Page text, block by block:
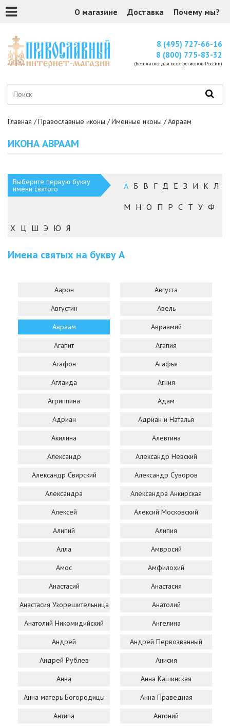
О магазине Доставка Почему мы?
8 (495) 727-66-16
8 (800) 775-83-32
(Бесплатно для всех регионов России)
Главная Православные иконы Именные иконы Авраам
ИКОНА АВРААМ
Выберите первую букву
имени святого А Б В Г Д Е З И К Л
М Н О П Р С Т У Ф
Х Ц Ш Э Ю Я
Имена святых на буквуА
Аарон
Августа
Августин
Авель
Авраам
Авраамий
Агапит
Агапия
Агафон
Агафья
Аглаида
Агния
Агриппина
Адам
Адриан
Адриан и Наталья
Акилина
Алевтина
Александр
Александр Невский
Александр Свирский
Александр Суворов
Александра
Александра Анкирская
Алексей
Алексий Московский
Алипий
Алипия
Алла
Амвросий
Амос
Амфилохий
Анастасий
Анастасия
Анастасия Узорешительница
Анатолий
Анатолий Никомидийский
Ангелина
Андрей
Андрей Первозванный
Андрей Рублев
Анисия
Анна
Анна Кашинская
Анна матерь Богородицы
Анна Праведная
Антипа
Антоний